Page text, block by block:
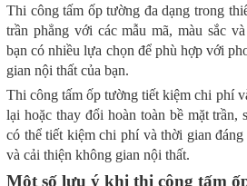
Thi công tấm ốp tường đa dạng trong
trần phẳng với các mẫu mã, màu sắc
bạn có nhiều lựa chọn để phù hợp với
gian nội thất của bạn.
Thi công tấm ốp tường tiết kiệm chi phí
lại hoặc thay đổi hoàn toàn bề mặt trần,
có thể tiết kiệm chi phí và thời gian
và cải thiện không gian nội thất.
Một số lưu ý khi thi công tấm